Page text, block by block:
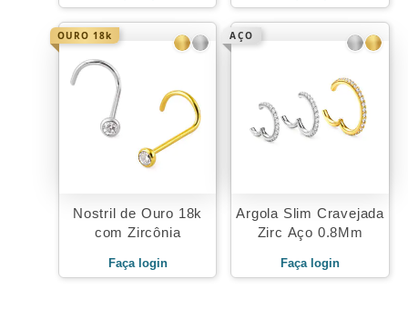
OURO 18k
Nostril de Ouro 18k
com Zircônia
Faça login
AÇO
Argola Slim Cravejada
Zirc Aço 0.8Mm
Faça login